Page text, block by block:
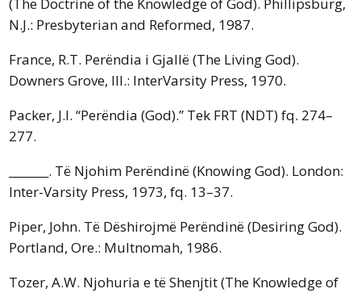
(The Doctrine of the Knowledge of God). Phillipsburg,
N.J.: Presbyterian and Reformed, 1987.
France, R.T. Perëndia i Gjallë (The Living God).
Downers Grove, Ill.: InterVarsity Press, 1970.
Packer, J.I. “Perëndia (God).” Tek FRT (NDT) fq. 274–
277.
_______. Të Njohim Perëndinë (Knowing God). London:
Inter-Varsity Press, 1973, fq. 13–37.
Piper, John. Të Dëshirojmë Perëndinë (Desiring God).
Portland, Ore.: Multnomah, 1986.
Tozer, A.W. Njohuria e të Shenjtit (The Knowledge of